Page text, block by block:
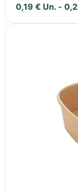
0,19 € Un. -